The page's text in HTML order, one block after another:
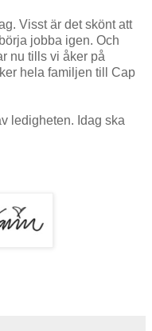
Visst är det skönt att
jobba igen. Och
nu tills vi åker på
hela familjen till Cap
ledigheten. Idag ska